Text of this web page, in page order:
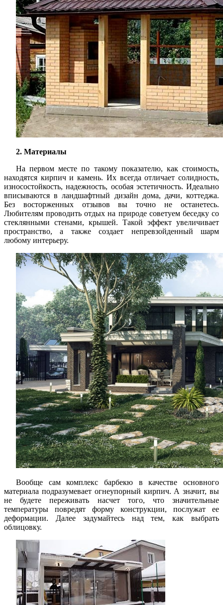
2. Материалы
На первом месте по такому показателю, как стоимость,
находятся кирпич и камень. Их всегда отличает солидность,
износостойкость, надежность, особая эстетичность. Идеально
вписываются в ландшафтный дизайн дома, дачи, коттеджа.
Без восторженных отзывов вы точно не останетесь.
Любителям проводить отдых на природе советуем беседку со
стеклянными стенами, крышей. Такой эффект увеличивает
пространство, а также создает непревзойденный шарм
любому интерьеру.
Вообще сам комплекс барбекю в качестве основного
материала подразумевает огнеупорный кирпич. А значит, вы
не будете переживать насчет того, что значительные
температуры повредят форму конструкции, послужат ее
деформации. Далее задумайтесь над тем, как выбрать
облицовку.